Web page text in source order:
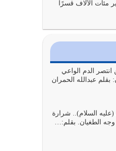
كيانها معناه أنها
أخطاء جميعاً
مئات الآلاف قسرًا
انتصر الدم الواعي
عبدالله الحمران
(عليه السلام).. شرارة
وجه الطغيان. بقلم:…